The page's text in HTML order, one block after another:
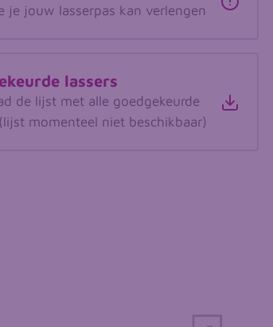
je jouw lasserpas kan verlengen
lassers
de lijst met alle goedgekeurde
momenteel niet beschikbaar)